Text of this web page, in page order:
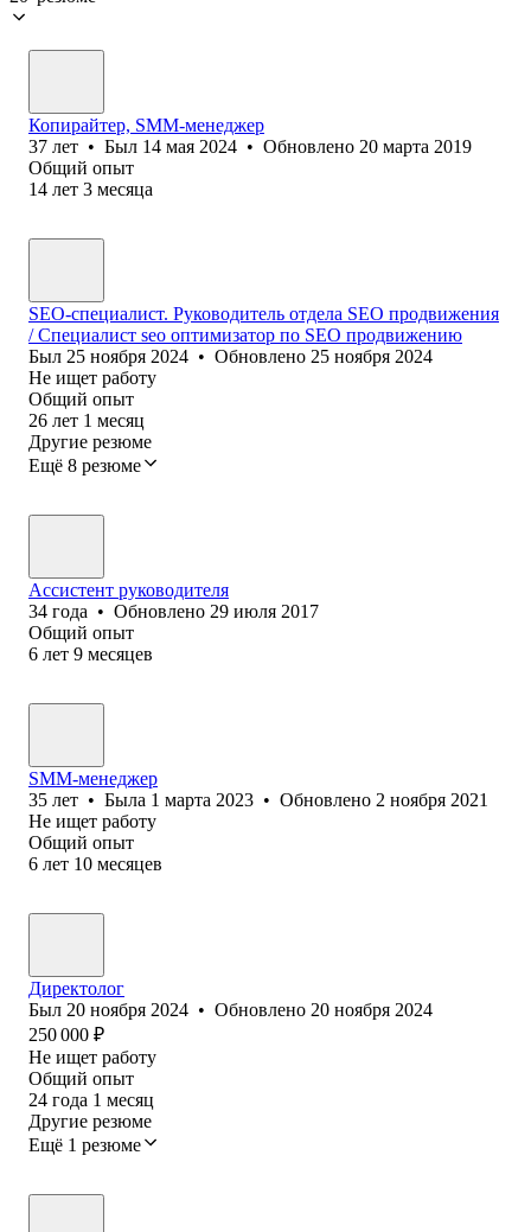
Копирайтер, SMM-менеджер
37 лет • Был 14 мая 2024 • Обновлено 20 марта 2019
Общий опыт
14 лет 3 месяца
SEO-специалист. Руководитель отдела SEO продвижения
/ Специалист seo оптимизатор по SEO продвижению
Был 25 ноября 2024 • Обновлено 25 ноября 2024
Не ищет работу
Общий опыт
26 лет 1 месяц
Другие резюме
Ещё 8 резюме
Ассистент руководителя
34 года • Обновлено 29 июля 2017
Общий опыт
6 лет 9 месяцев
SMM-менеджер
35 лет • Была 1 марта 2023 • Обновлено 2 ноября 2021
Не ищет работу
Общий опыт
6 лет 10 месяцев
Директолог
Был 20 ноября 2024 • Обновлено 20 ноября 2024
250 000 ₽
Не ищет работу
Общий опыт
24 года 1 месяц
Другие резюме
Ещё 1 резюме